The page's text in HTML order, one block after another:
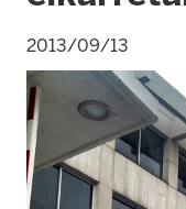
2013/09/13